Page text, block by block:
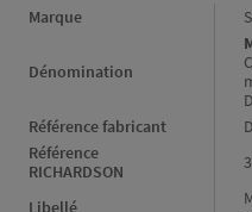
Informations générales
Marque
Dénomination
Référence fabricant
Référence
RICHARDSON
Libellé